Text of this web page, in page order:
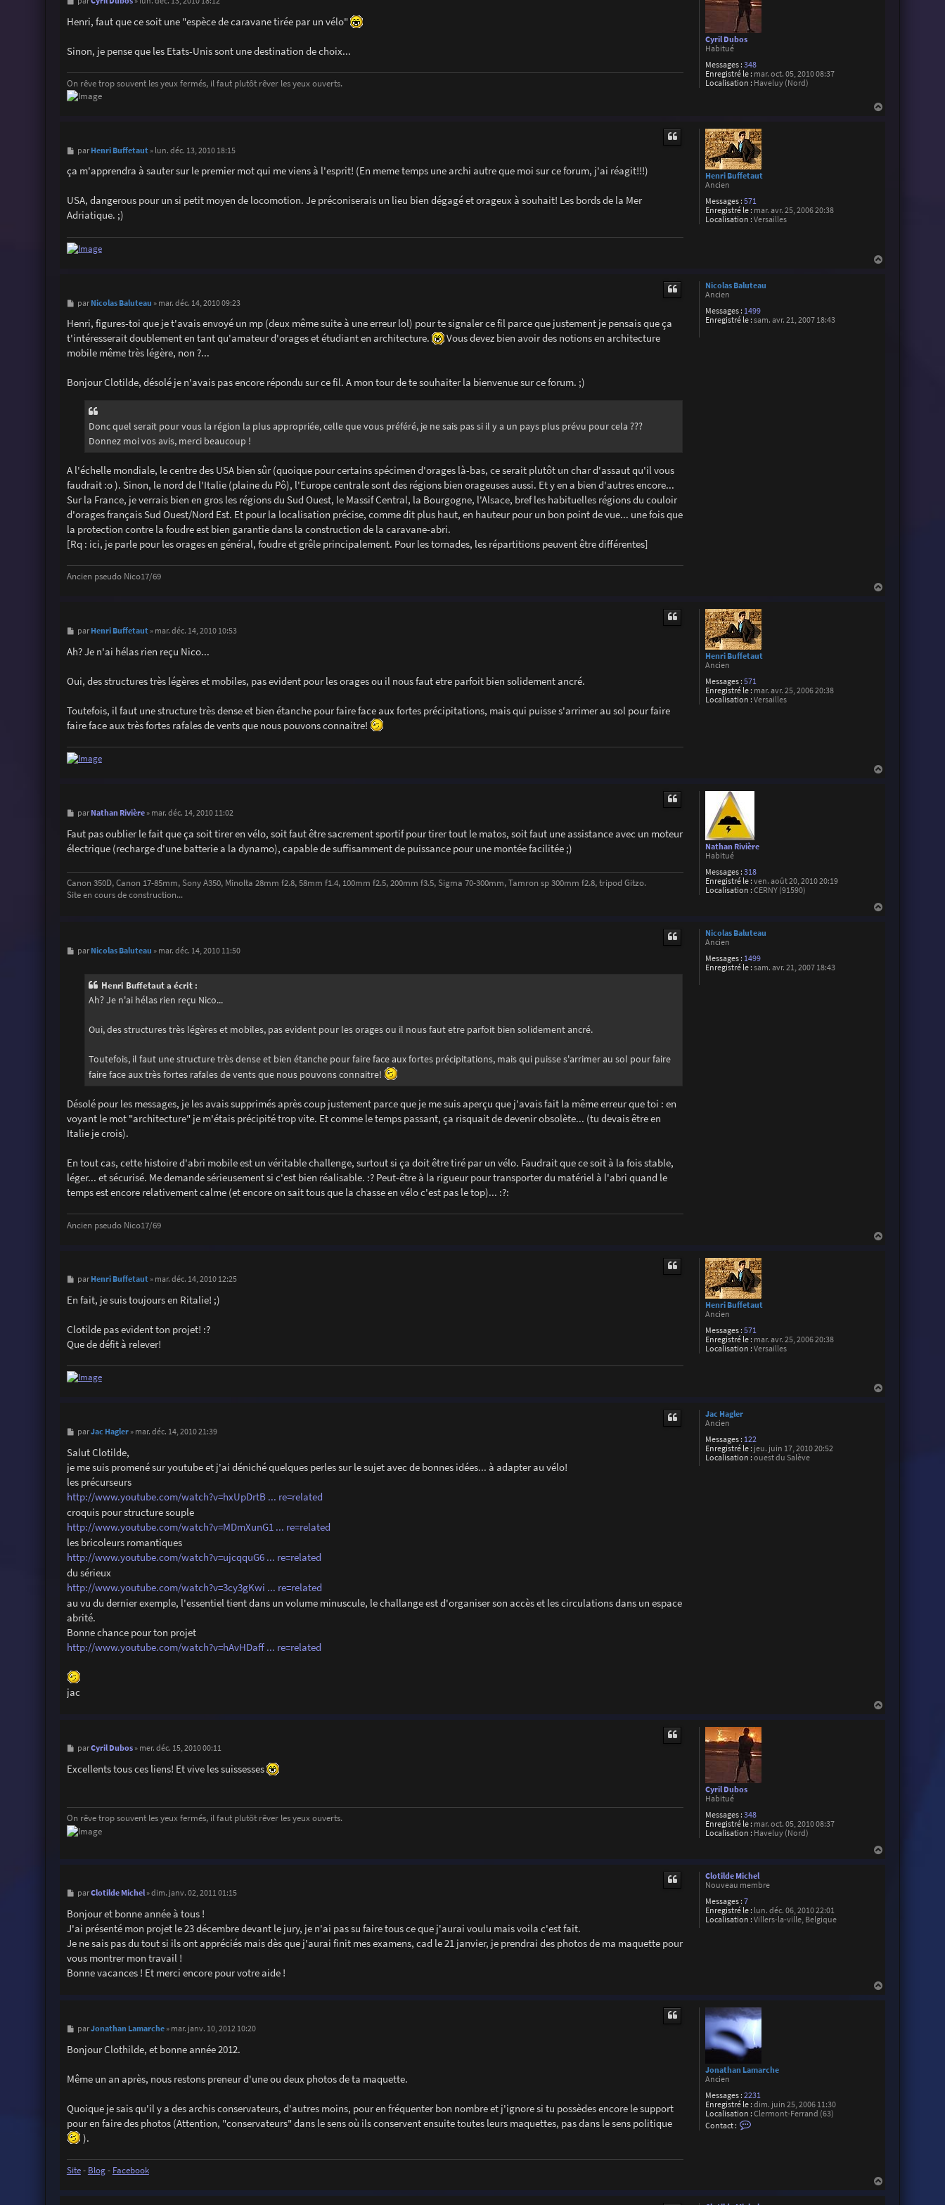
Cyril Dubos
Habitué
Messages : 348
Enregistré le : mar. oct. 05, 2010 08:37
Localisation : Haveluy (Nord)
s
s
e
Henri, faut que ce soit une "espèce de caravane tirée par un vélo"
Sinon, je pense que les Etats-Unis sont une destination de choix...
On rêve trop souvent les yeux fermés, il faut plutôt rêver les yeux ouverts.
Henri Buffetaut
Ancien
Messages : 571
Enregistré le : mar. avr. 25, 2006 20:38
Localisation : Versailles
M
s
s
g
e
par Henri Buffetaut» lun. déc. 13, 2010 18:15
ça m'apprendra à sauter sur le premier mot qui me viens à l'esprit! (En meme temps une archi autre que moi sur ce forum, j'ai réagit!!!)
USA, dangerous pour un si petit moyen de locomotion. Je préconiserais un lieu bien dégagé et orageux à souhait! Les bords de la Mer
Adriatique. ;)
Nicolas Baluteau
Ancien
Messages : 1499
Enregistré le : sam. avr. 21, 2007 18:43
M
s
s
a
e
par Nicolas Baluteau » mar. déc. 14, 2010 09:23
Henri, figures-toi que je t'avais envoyé un mp (deux même suite à une erreur lol) pour te signaler ce fil parce que justement je pensais que ça
t'intéresserait doublement en tant qu'amateur d'orages et étudiant en architecture.
Vous devez bien avoir des notions en architecture
mobile même très légère, non ?...
Bonjour Clotilde, désolé je n'avais pas encore répondu sur ce fil. A mon tour de te souhaiter la bienvenue sur ce forum. ;)
Donc quel serait pour vous la région la plus appropriée, celle que vous préféré, je ne sais pas si il y a un pays plus prévu pour cela ???
Donnez moi vos avis, merci beaucoup !
A l'échelle mondiale, le centre des USA bien sûr (quoique pour certains spécimen d'orages là-bas, ce serait plutôt un char d'assaut qu'il vous
faudrait :o ). Sinon, le nord de l'Italie (plaine du Pô), l'Europe centrale sont des régions bien orageuses aussi. Et y en a bien d'autres encore...
Sur la France, je verrais bien en gros les régions du Sud Ouest, le Massif Central, la Bourgogne, l'Alsace, bref les habituelles régions du couloir
d'orages français Sud Ouest/Nord Est. Et pour la localisation précise, comme dit plus haut, en hauteur pour un bon point de vue... une fois que
la protection contre la foudre est bien garantie dans la construction de la caravane-abri.
[Rq : ici, je parle pour les orages en général, foudre et grêle principalement. Pour les tornades, les répartitions peuvent être différentes]
Ancien pseudo Nico17/69
Henri Buffetaut
Ancien
Messages : 571
Enregistré le : mar. avr. 25, 2006 20:38
Localisation : Versailles
M
s
s
e
par Henri Buffetaut» mar. déc. 14, 2010 10:53
Ah? Je n'ai hélas rien reçu Nico...
Oui, des structures très légères et mobiles, pas evident pour les orages ou il nous faut etre parfoit bien solidement ancré.
Toutefois, il faut une structure très dense et bien étanche pour faire face aux fortes précipitations, mais qui puisse s'arrimer au sol pour faire
faire face aux très fortes rafales de vents que nous pouvons connaitre!
Nathan Rivière
Habitué
Messages : 318
Enregistré le : ven. août 20, 2010 20:19
Localisation : CERNY (91590)
M
s
s
a
par Nathan Rivière» mar. déc. 14, 2010 11:02
Faut pas oublier le fait que ça soit tirer en vélo, soit faut être sacrement sportif pour tirer tout le matos, soit faut une assistance avec un moteur
électrique (recharge d'une batterie a la dynamo), capable de suffisamment de puissance pour une montée facilitée ;)
Canon 350D, Canon 17-85mm, Sony A350, Minolta 28mm f2.8, 58mm f1.4, 100mm f2.5, 200mm f3.5, Sigma 70-300mm, Tamron sp 300mm f2.8, tripod Gitzo.
Site en cours de construction...
Nicolas Baluteau
Ancien
Messages : 1499
Enregistré le : sam. avr. 21, 2007 18:43
M
par Nicolas Baluteau » mar. déc. 14, 2010 11:50
Henri Buffetaut a écrit :
Ah? Je n'ai hélas rien reçu Nico...
Oui, des structures très légères et mobiles, pas evident pour les orages ou il nous faut etre parfoit bien solidement ancré.
Toutefois, il faut une structure très dense et bien étanche pour faire face aux fortes précipitations, mais qui puisse s'arrimer au sol pour faire
faire face aux très fortes rafales de vents que nous pouvons connaitre!
Désolé pour les messages, je les avais supprimés après coup justement parce que je me suis aperçu que j'avais fait la même erreur que toi : en
voyant le mot "architecture" je m'étais précipité trop vite. Et comme le temps passant, ça risquait de devenir obsolète... (tu devais être en
Italie je crois).
En tout cas, cette histoire d'abri mobile est un véritable challenge, surtout si ça doit être tiré par un vélo. Faudrait que ce soit à la fois stable,
léger... et sécurisé. Me demande sérieusement si c'est bien réalisable. :? Peut-être à la rigueur pour transporter du matériel à l'abri quand le
temps est encore relativement calme (et encore on sait tous que la chasse en vélo c'est pas le top)... :?:
Ancien pseudo Nico17/69
Henri Buffetaut
Ancien
Messages : 571
Enregistré le : mar. avr. 25, 2006 20:38
Localisation : Versailles
M
s
s
g
e
par Henri Buffetaut» mar. déc. 14, 2010 12:25
En fait, je suis toujours en Ritalie! ;)
Clotilde pas evident ton projet! :?
Que de défit à relever!
Jac Hagler
Ancien
Messages : 122
Enregistré le : jeu. juin 17, 2010 20:52
Localisation : ouest du Salève
M
s
s
a
e
parJac Hagler» mar. déc. 14, 2010 21:39
Salut Clotilde,
je me suis promené sur youtube et j'ai déniché quelques perles sur le sujet avec de bonnes idées... à adapter au vélo!
les précurseurs
http://www.youtube.com/watch?v=hxUpDrtB ... re=related
croquis pour structure souple
http://www.youtube.com/watch?v=MDmXunG1 ... re=related
les bricoleurs romantiques
http://www.youtube.com/watch?v=ujcqquG6 ... re=related
du sérieux
http://www.youtube.com/watch?v=3cy3gKwi ... re=related
au vu du dernier exemple, l'essentiel tient dans un volume minuscule, le challange est d'organiser son accès et les circulations dans un espace
abrité.
Bonne chance pour ton projet
http://www.youtube.com/watch?v=hAvHDaff ... re=related
jac
Cyril Dubos
Habitué
Messages : 348
Enregistré le : mar. oct. 05, 2010 08:37
Localisation : Haveluy (Nord)
M
s
s
parCyril Dubos» mer. déc. 15, 2010 00:11
Excellents tous ces liens! Et vive les suissesses
On rêve trop souvent les yeux fermés, il faut plutôt rêver les yeux ouverts.
Clotilde Michel
Nouveau membre
Messages : 7
Enregistré le : lun. déc. 06, 2010 22:01
Localisation : Villers-la-ville, Belgique
M
s
s
a
e
parClotilde Michel»dim. janv. 02, 2011 01:15
Bonjour et bonne année à tous !
J'ai présenté mon projet le 23 décembre devant le jury, je n'ai pas su faire tous ce que j'aurai voulu mais voila c'est fait.
Je ne sais pas du tout si ils ont appréciés mais dès que j'aurai finit mes examens, cad le 21 janvier, je prendrai des photos de ma maquette pour
vous montrer mon travail !
Bonne vacances ! Et merci encore pour votre aide !
Jonathan Lamarche
Ancien
Messages : 2231
Enregistré le : dim. juin 25, 2006 11:30
Localisation : Clermont-Ferrand (63)
Contact :
M
s
s
g
e
parJonathan Lamarche» mar. janv. 10, 2012 10:20
Bonjour Clothilde, et bonne année 2012.
Même un an après, nous restons preneur d'une ou deux photos de ta maquette.
Quoique je sais qu'il y a des archis conservateurs, d'autres moins, pour en fréquenter bon nombre et j'ignore si tu possèdes encore le support
pour en faire des photos (Attention, "conservateurs" dans le sens où ils conservent ensuite toutes leurs maquettes, pas dans le sens politique
).
Site- Blog- Facebook